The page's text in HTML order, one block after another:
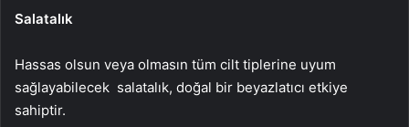
Salatalık
Hassas olsun veya olmasın tüm cilt tiplerine uyum
sağlayabilecek salatalık, doğal bir beyazlatıcı etkiye
sahiptir.